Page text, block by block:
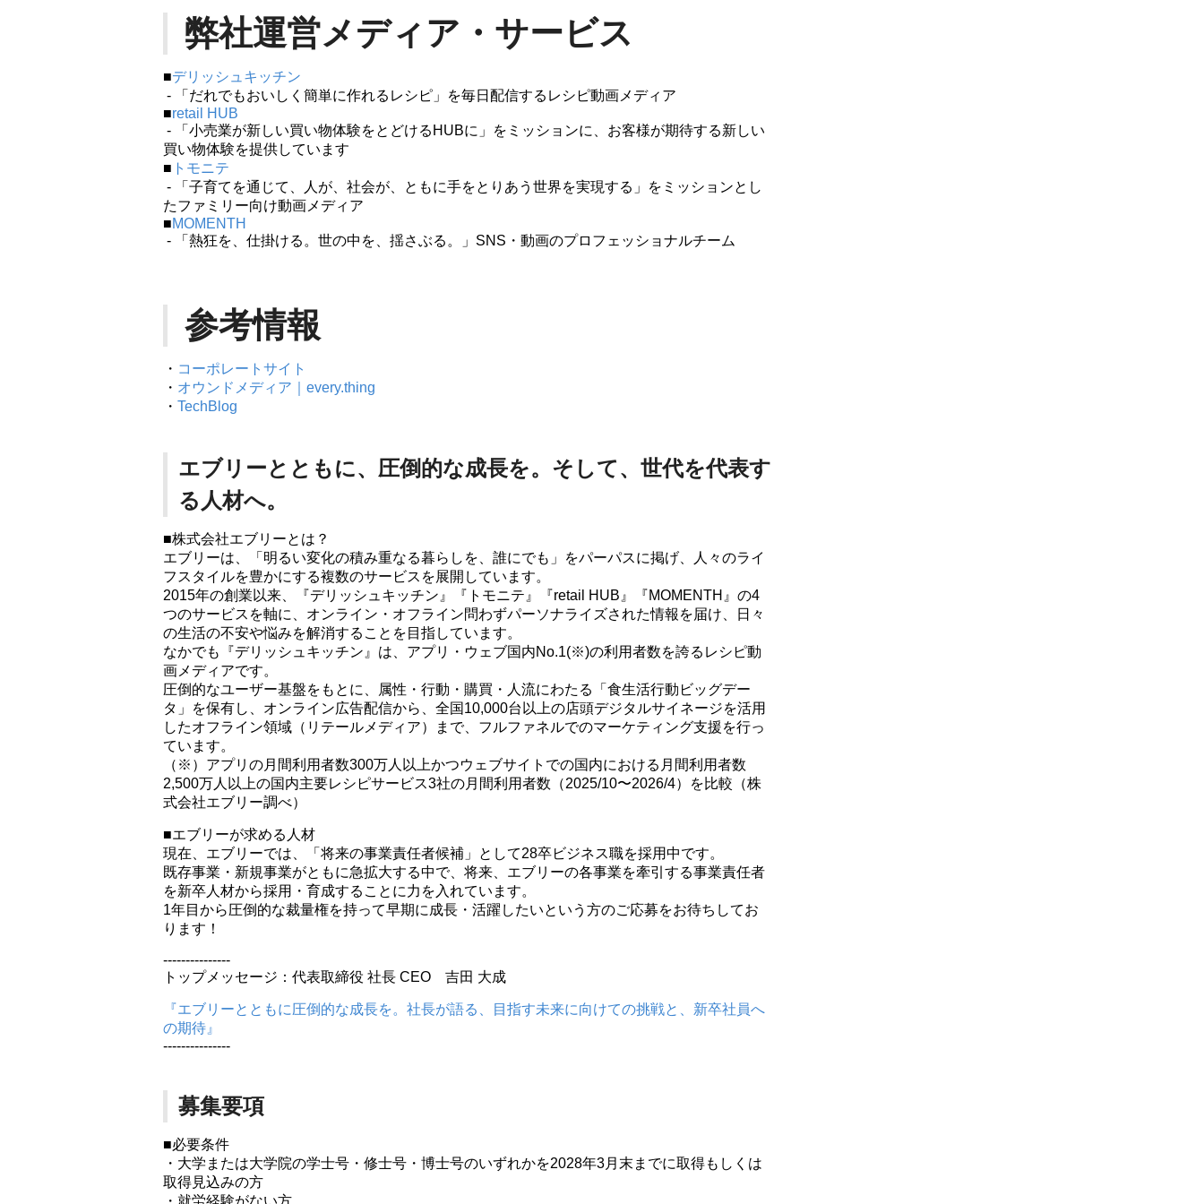
弊社運営メディア・サービス
■デリッシュキッチン
- 「だれでもおいしく簡単に作れるレシピ」を毎日配信するレシピ動画メディア
■retail HUB
- 「小売業が新しい買い物体験をとどけるHUBに」をミッションに、お客様が期待する新しい
買い物体験を提供しています
■ トモニテ
- 「子育てを通じて、人が、社会が、ともに手をとりあう世界を実現する」をミッションとし
たファミリー向け動画メディア
■MOMENTH
- 「熱狂を、仕掛ける。世の中を、揺さぶる。」SNS・動画のプロフェッショナルチーム
参考情報
・ コーポレートサイト
・ オウンドメディア｜every.thing
・ TechBlog
エブリーとともに、圧倒的な成長を。そして、世代を代表す
る人材へ。
■株式会社エブリーとは？
エブリーは、「明るい変化の積み重なる暮らしを、誰にでも」をパーパスに掲げ、人々のライ
フスタイルを豊かにする複数のサービスを展開しています。
2015年の創業以来、『デリッシュキッチン』『トモニテ』『retail HUB』『MOMENTH』の4
つのサービスを軸に、オンライン・オフライン問わずパーソナライズされた情報を届け、日々
の生活の不安や悩みを解消することを目指しています。
なかでも『デリッシュキッチン』は、アプリ・ウェブ国内No.1(※)の利用者数を誇るレシピ動
画メディアです。
圧倒的なユーザー基盤をもとに、属性・行動・購買・人流にわたる「食生活行動ビッグデー
タ」を保有し、オンライン広告配信から、全国10,000台以上の店頭デジタルサイネージを活用
したオフライン領域（リテールメディア）まで、フルファネルでのマーケティング支援を行っ
ています。
（※）アプリの月間利用者数300万人以上かつウェブサイトでの国内における月間利用者数
2,500万人以上の国内主要レシピサービス3社の月間利用者数（2025/10〜2026/4）を比較（株
式会社エブリー調べ）
■エブリーが求める人材
現在、エブリーでは、「将来の事業責任者候補」として28卒ビジネス職を採用中です。
既存事業・新規事業がともに急拡大する中で、将来、エブリーの各事業を牽引する事業責任者
を新卒人材から採用・育成することに力を入れています。
1年目から圧倒的な裁量権を持って早期に成長・活躍したいという方のご応募をお待ちしてお
ります！
---------------
トップメッセージ：代表取締役 社長 CEO 吉田 大成
『エブリーとともに圧倒的な成長を。社長が語る、目指す未来に向けての挑戦と、新卒社員へ
の期待』
---------------
募集要項
■必要条件
・大学または大学院の学士号・修士号・博士号のいずれかを2028年3月末までに取得もしくは
取得見込みの方
・就労経験がない方